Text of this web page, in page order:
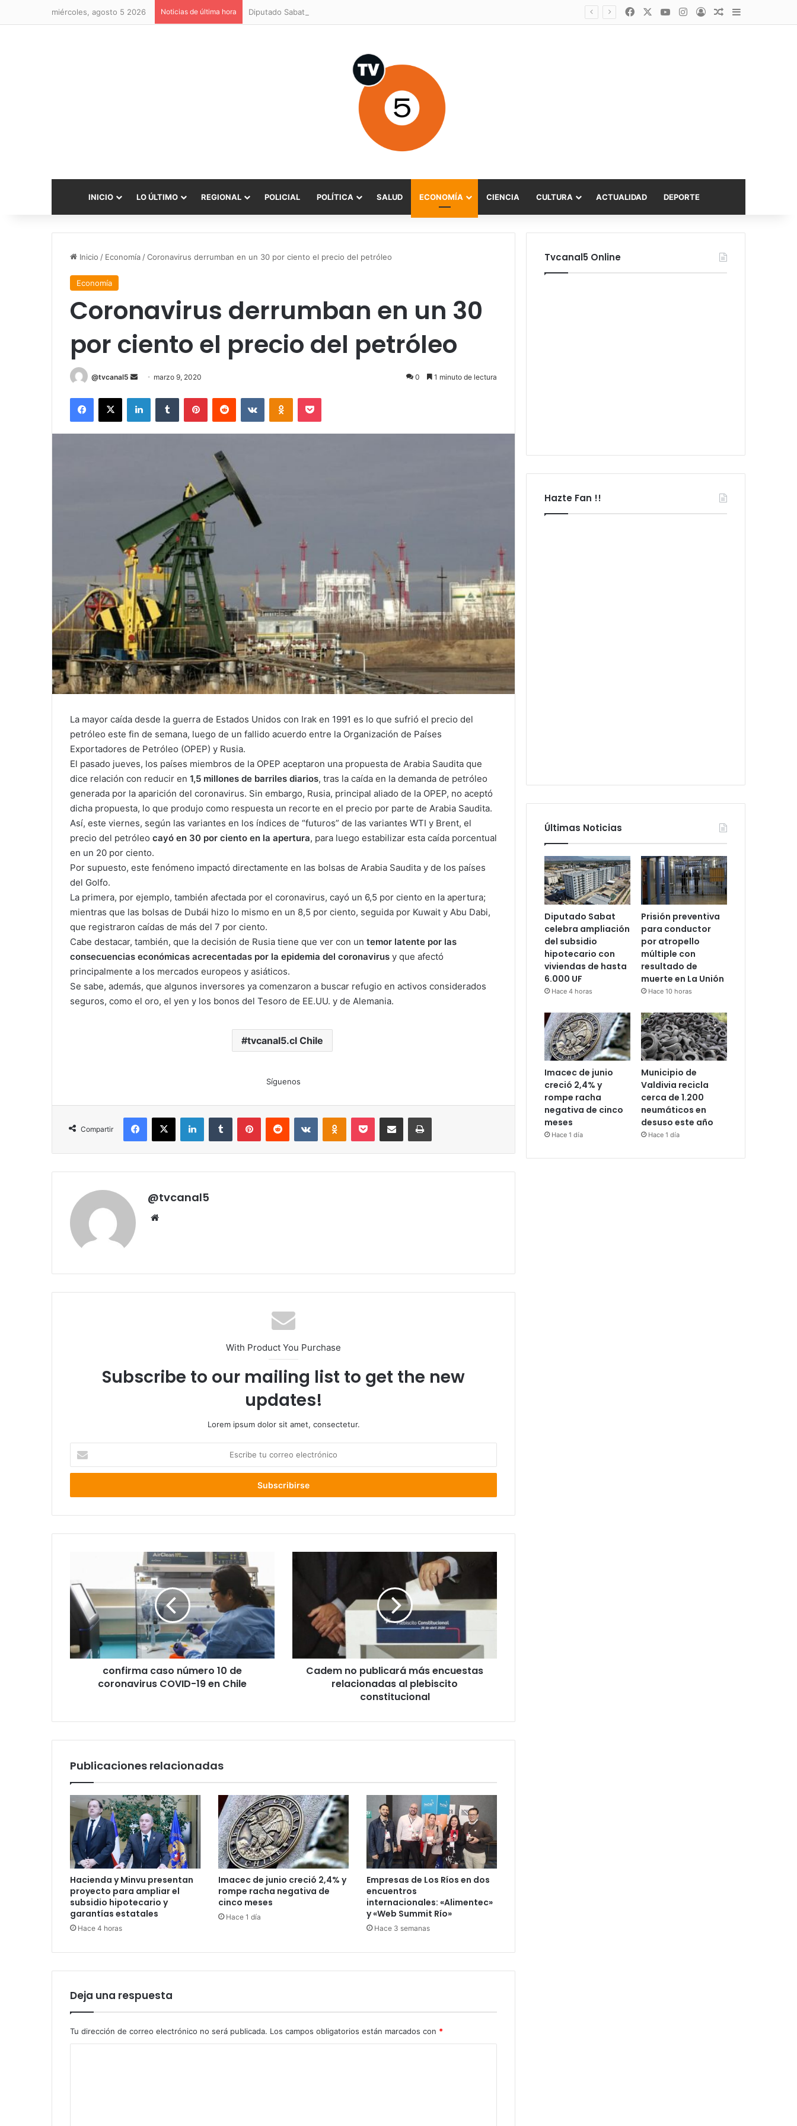
miércoles, agosto 5 2026 Noticias de última hora FacebookYouTubeInstagram
AccesoPublicación al
Barra lateral
INICIO LO ÚLTIMO REGIONAL POLICIAL POLÍTICA SALUD ECONOMÍA CIENCIA CULTURA ACTUALIDAD DEPORTE
Inicio / Economía /Coronavirus derrumban en un 30 por ciento el precio del petróleo
Economía
Coronavirus derrumban en un 30
por ciento el precio del petróleo
@tvcanal5
Send
email
marzo 9, 2020 0 1 minuto de lectura
Facebook
X LinkedInTumblr PinterestReddit VKontakteOdnoklassniki
Pocket
La mayor caída desde la guerra de Estados Unidos con Irak en 1991 es lo que sufrió el precio del
petróleo este fin de semana, luego de un fallido acuerdo entre la Organización de Países
Exportadores de Petróleo (OPEP) y Rusia.
El pasado jueves, los países miembros de la OPEP aceptaron una propuesta de Arabia Saudita que
dice relación con reducir en 1,5 millones de barriles diarios, tras la caída en la demanda de petróleo
generada por la aparición del coronavirus. Sin embargo, Rusia, principal aliado de la OPEP, no aceptó
dicha propuesta, lo que produjo como respuesta un recorte en el precio por parte de Arabia Saudita.
Así, este viernes, según las variantes en los índices de “futuros” de las variantes WTI y Brent, el
precio del petróleo cayó en 30 por ciento en la apertura, para luego estabilizar esta caída porcentual
en un 20 por ciento.
Por supuesto, este fenómeno impactó directamente en las bolsas de Arabia Saudita y de los países
del Golfo.
La primera, por ejemplo, también afectada por el coronavirus, cayó un 6,5 por ciento en la apertura;
mientras que las bolsas de Dubái hizo lo mismo en un 8,5 por ciento, seguida por Kuwait y Abu Dabi,
que registraron caídas de más del 7 por ciento.
Cabe destacar, también, que la decisión de Rusia tiene que ver con un temor latente por las
consecuencias económicas acrecentadas por la epidemia del coronavirus y que afectó
principalmente a los mercados europeos y asiáticos.
Se sabe, además, que algunos inversores ya comenzaron a buscar refugio en activos considerados
seguros, como el oro, el yen y los bonos del Tesoro de EE.UU. y de Alemania.
tvcanal5.cl Chile
Síguenos
Compartir
Facebook
X LinkedInTumblr PinterestReddit VKontakteOdnoklassniki
Pocket Compartir por correo electrónicoImprimir
@tvcanal5
With Product You Purchase
Subscribe to our mailing list to get the new
updates!
Lorem ipsum dolor sit amet, consectetur.
correo
número
10
de
coronavirus
COVID-
19
en
confirma caso número 10 de
coronavirus COVID-19 en Chile
encuestas
relacionadas
constitucional
Cadem no publicará más encuestas
relacionadas al plebiscito
constitucional
Publicaciones relacionadas
Hacienda y Minvu presentan
proyecto para ampliar el
subsidio hipotecario y
garantías estatales
Hace 4 horas
Imacec de junio creció 2,4% y
rompe racha negativa de
cinco meses
Hace 1 día
Empresas de Los Ríos en dos
encuentros
internacionales: «Alimentec»
y «Web Summit Río»
Hace 3 semanas
Deja una respuesta
Tu dirección de correo electrónico no será publicada. Los campos obligatorios están marcados con *
Tvcanal5 Online
Hazte Fan !!
Últimas Noticias
Diputado Sabat
celebra ampliación
del subsidio
hipotecario con
viviendas de hasta
6.000 UF
Hace 4 horas
Prisión preventiva
para conductor
por atropello
múltiple con
resultado de
muerte en La Unión
Hace 10 horas
Imacec de junio
creció 2,4% y
rompe racha
negativa de cinco
meses
Hace 1 día
Municipio de
Valdivia recicla
cerca de 1.200
neumáticos en
desuso este año
Hace 1 día